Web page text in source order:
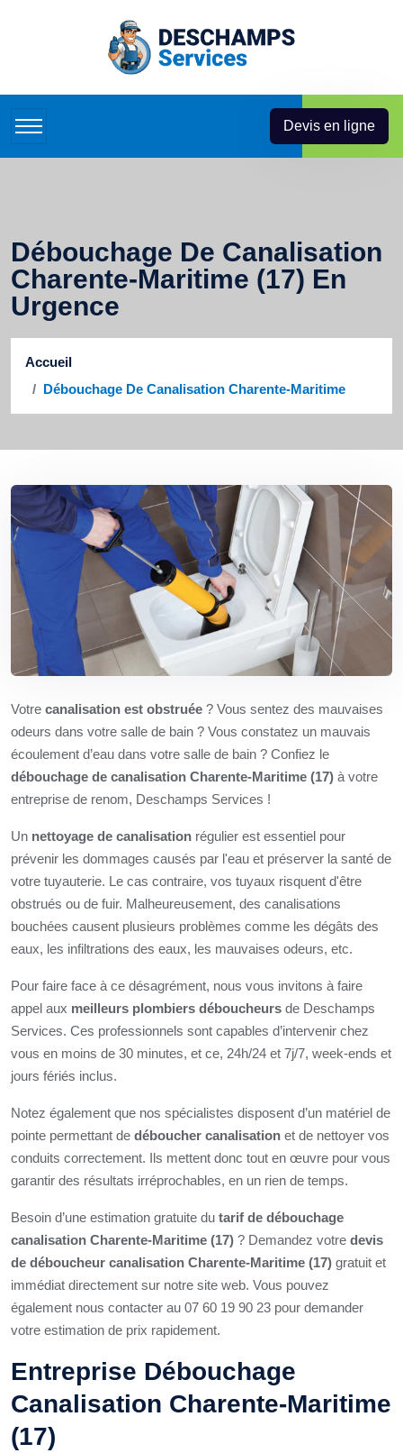
Devis en ligne
Débouchage De Canalisation
Charente-Maritime (17) En
Urgence
Accueil
Débouchage De Canalisation Charente-Maritime
Votre canalisation est obstruée ? Vous sentez des mauvaises
odeurs dans votre salle de bain ? Vous constatez un mauvais
écoulement d’eau dans votre salle de bain ? Confiez le
débouchage de canalisation Charente-Maritime (17) à votre
entreprise de renom, Deschamps Services !
Un nettoyage de canalisation régulier est essentiel pour
prévenir les dommages causés par l'eau et préserver la santé de
votre tuyauterie. Le cas contraire, vos tuyaux risquent d'être
obstrués ou de fuir. Malheureusement, des canalisations
bouchées causent plusieurs problèmes comme les dégâts des
eaux, les infiltrations des eaux, les mauvaises odeurs, etc.
Pour faire face à ce désagrément, nous vous invitons à faire
appel aux meilleurs plombiers déboucheurs de Deschamps
Services. Ces professionnels sont capables d’intervenir chez
vous en moins de 30 minutes, et ce, 24h/24 et 7j/7, week-ends et
jours fériés inclus.
Notez également que nos spécialistes disposent d’un matériel de
pointe permettant de déboucher canalisation et de nettoyer vos
conduits correctement. Ils mettent donc tout en œuvre pour vous
garantir des résultats irréprochables, en un rien de temps.
Besoin d’une estimation gratuite du tarif de débouchage
canalisation Charente-Maritime (17) ? Demandez votre devis
de déboucheur canalisation Charente-Maritime (17) gratuit et
immédiat directement sur notre site web. Vous pouvez
également nous contacter au 07 60 19 90 23 pour demander
votre estimation de prix rapidement.
Entreprise Débouchage
Canalisation Charente-Maritime
(17)